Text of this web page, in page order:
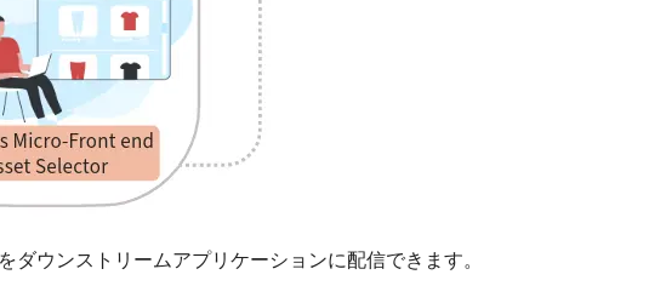
ダウンストリームアプリケーションに配信できます。